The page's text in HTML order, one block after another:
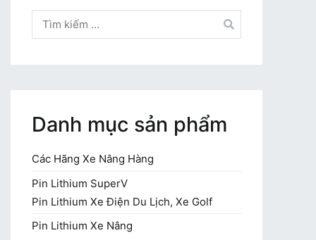
kiếm
cho:
Danh mục sản phẩm
Các Hãng Xe Nâng Hàng
Pin Lithium SuperV
Pin Lithium Xe Điện Du Lịch, Xe Golf
Pin Lithium Xe Nâng